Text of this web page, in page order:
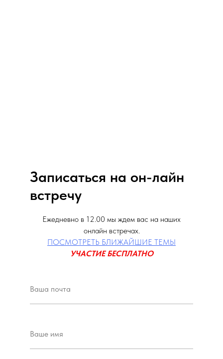
Записаться на он-лайн
встречу
Ежедневно в 12.00 мы ждем вас на наших
онлайн встречах.
ПОСМОТРЕТЬ БЛИЖАЙШИЕ ТЕМЫ
УЧАСТИЕ БЕСПЛАТНО